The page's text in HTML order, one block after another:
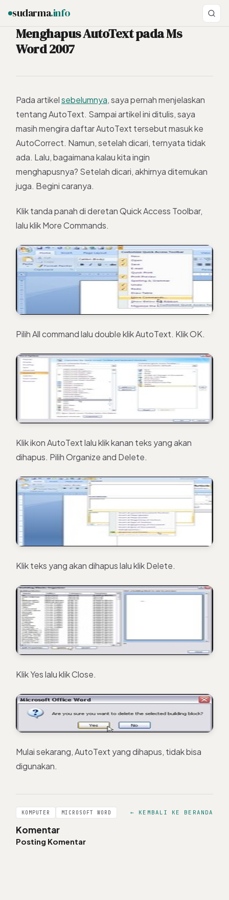
sudarma.info
Menghapus AutoText pada Ms
Word 2007
Pada artikelsebelumnya, saya pernah menjelaskan
tentang AutoText. Sampai artikel ini ditulis, saya
masih mengira daftar AutoText tersebut masuk ke
AutoCorrect. Namun, setelah dicari, ternyata tidak
ada. Lalu, bagaimana kalau kita ingin
menghapusnya? Setelah dicari, akhirnya ditemukan
juga. Begini caranya.
Klik tanda panah di deretan Quick Access Toolbar,
lalu klik More Commands.
Pilih All command lalu double klik AutoText. Klik OK.
Klik ikon AutoText lalu klik kanan teks yang akan
dihapus. Pilih Organize and Delete.
Klik teks yang akan dihapus lalu klik Delete.
Klik Yes lalu klik Close.
Mulai sekarang, AutoText yang dihapus, tidak bisa
digunakan.
KOMPUTER MICROSOFT WORD ← KEMBALI KE BERANDA
Komentar
Posting Komentar